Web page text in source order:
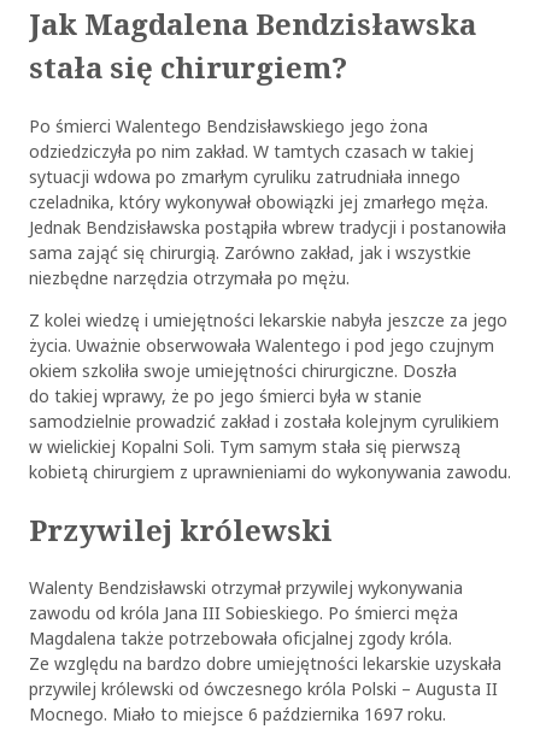
Jak Magdalena Bendzisławska
stała się chirurgiem?
Po śmierci Walentego Bendzisławskiego jego żona
odziedziczyła po nim zakład. W tamtych czasach w takiej
sytuacji wdowa po zmarłym cyruliku zatrudniała innego
czeladnika, który wykonywał obowiązki jej zmarłego męża.
Jednak Bendzisławska postąpiła wbrew tradycji i postanowiła
sama zająć się chirurgią. Zarówno zakład, jak i wszystkie
niezbędne narzędzia otrzymała po mężu.
Z kolei wiedzę i umiejętności lekarskie nabyła jeszcze za jego
życia. Uważnie obserwowała Walentego i pod jego czujnym
okiem szkoliła swoje umiejętności chirurgiczne. Doszła
do takiej wprawy, że po jego śmierci była w stanie
samodzielnie prowadzić zakład i została kolejnym cyrulikiem
w wielickiej Kopalni Soli. Tym samym stała się pierwszą
kobietą chirurgiem z uprawnieniami do wykonywania zawodu.
Przywilej królewski
Walenty Bendzisławski otrzymał przywilej wykonywania
zawodu od króla Jana III Sobieskiego. Po śmierci męża
Magdalena także potrzebowała oficjalnej zgody króla.
Ze względu na bardzo dobre umiejętności lekarskie uzyskała
przywilej królewski od ówczesnego króla Polski – Augusta II
Mocnego. Miało to miejsce 6 października 1697 roku.